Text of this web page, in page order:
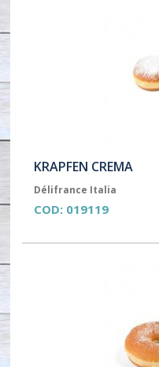
KRAPFEN CREMA
Délifrance Italia
COD: 019119